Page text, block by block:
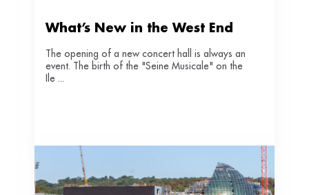
What’s New in the West End
The opening of a new concert hall is always an
event. The birth of the "Seine Musicale" on the
Ile ...